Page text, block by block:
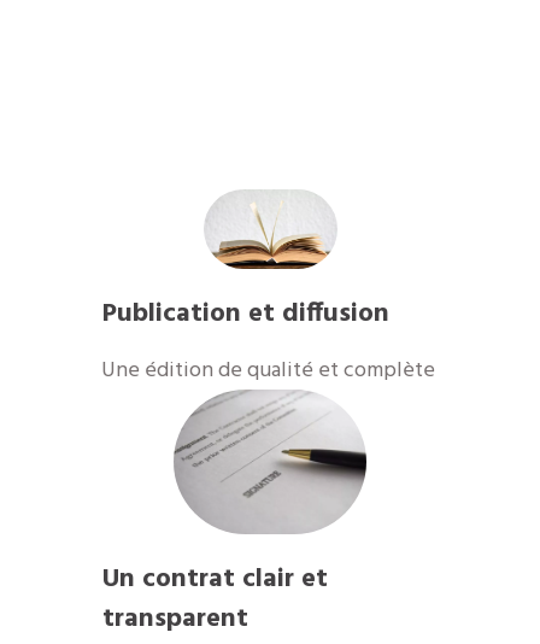
Publication et diffusion
​Une édition de qualité et complète
Un contrat clair et
transparent